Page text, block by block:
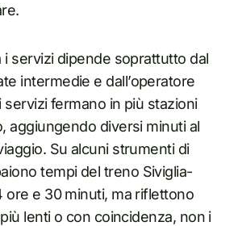
i servizi dipende soprattutto dal
intermedie e dall’operatore
servizi fermano in più stazioni
aggiungendo diversi minuti al
Su alcuni strumenti di
tempi del treno Siviglia-
ore e 30 minuti, ma riflettono
lenti o con coincidenza, non i